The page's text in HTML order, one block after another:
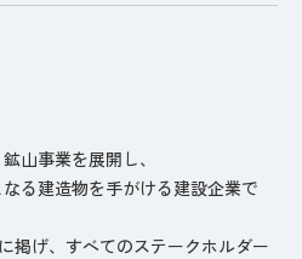
山事業を展開し、
る建造物を手がける建設企業で
掲げ、すべてのステークホルダー